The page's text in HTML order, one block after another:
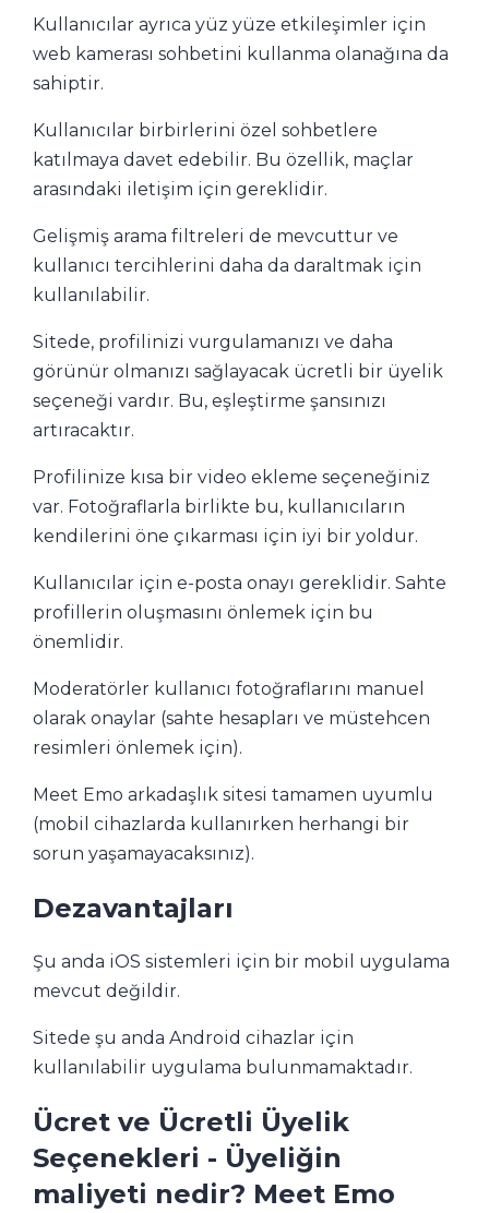
Kullanıcılar ayrıca yüz yüze etkileşimler için
web kamerası sohbetini kullanma olanağına da
sahiptir.
Kullanıcılar birbirlerini özel sohbetlere
katılmaya davet edebilir. Bu özellik, maçlar
arasındaki iletişim için gereklidir.
Gelişmiş arama filtreleri de mevcuttur ve
kullanıcı tercihlerini daha da daraltmak için
kullanılabilir.
Sitede, profilinizi vurgulamanızı ve daha
görünür olmanızı sağlayacak ücretli bir üyelik
seçeneği vardır. Bu, eşleştirme şansınızı
artıracaktır.
Profilinize kısa bir video ekleme seçeneğiniz
var. Fotoğraflarla birlikte bu, kullanıcıların
kendilerini öne çıkarması için iyi bir yoldur.
Kullanıcılar için e-posta onayı gereklidir. Sahte
profillerin oluşmasını önlemek için bu
önemlidir.
Moderatörler kullanıcı fotoğraflarını manuel
olarak onaylar (sahte hesapları ve müstehcen
resimleri önlemek için).
Meet Emo arkadaşlık sitesi tamamen uyumlu
(mobil cihazlarda kullanırken herhangi bir
sorun yaşamayacaksınız).
Dezavantajları
Şu anda iOS sistemleri için bir mobil uygulama
mevcut değildir.
Sitede şu anda Android cihazlar için
kullanılabilir uygulama bulunmamaktadır.
Ücret ve Ücretli Üyelik
Seçenekleri - Üyeliğin
maliyeti nedir? Meet Emo